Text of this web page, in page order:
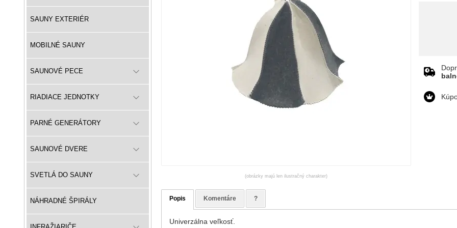
SAUNY EXTERIÉR
MOBILNÉ SAUNY
SAUNOVÉ PECE
RIADIACE JEDNOTKY
PARNÉ GENERÁTORY
SAUNOVÉ DVERE
SVETLÁ DO SAUNY
NÁHRADNÉ ŠPIRÁLY
(obrázky majú len ilustračný charakter)
Popis Komentáre ?
Univerzálna veľkosť.